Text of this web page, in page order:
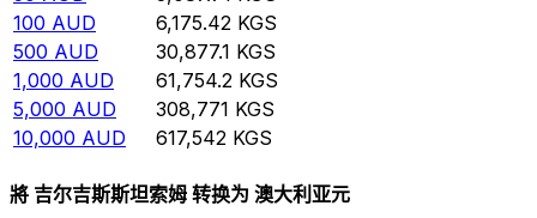
100 AUD 6,175.42 KGS
500 AUD 30,877.1 KGS
1,000 AUD 61,754.2 KGS
5,000 AUD 308,771 KGS
10,000 AUD 617,542 KGS
將 吉尔吉斯斯坦索姆 转换为 澳大利亚元